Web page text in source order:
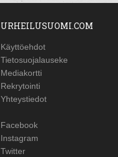
URHEILUSUOMI.COM
Käyttöehdot
Tietosuojalauseke
Mediakortti
Rekrytointi
Yhteystiedot
Facebook
Instagram
Twitter